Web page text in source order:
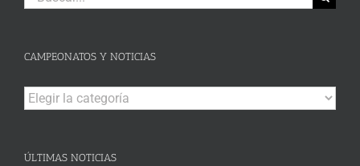
CAMPEONATOS Y NOTICIAS
Campeonatos
y
ÚLTIMAS NOTICIAS